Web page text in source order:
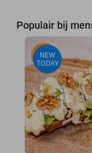
Populair bij
NEW
TODAY